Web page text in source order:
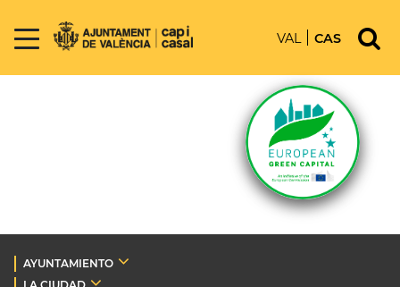
VAL CAS
AYUNTAMIENTO